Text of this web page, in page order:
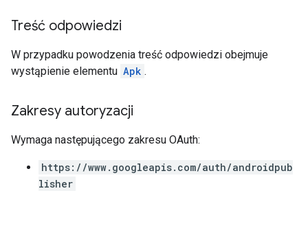
Treść odpowiedzi
W przypadku powodzenia treść odpowiedzi obejmuje
wystąpienie elementu Apk .
Zakresy autoryzacji
Wymaga następującego zakresu OAuth:
https://www.googleapis.com/auth/androidpub
lisher